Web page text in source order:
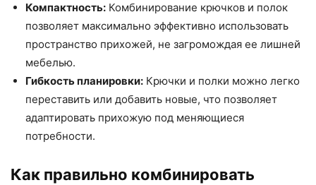
Компактность: Комбинирование крючков и полок
позволяет максимально эффективно использовать
пространство прихожей, не загромождая ее лишней
мебелью.
Гибкость планировки: Крючки и полки можно легко
переставить или добавить новые, что позволяет
адаптировать прихожую под меняющиеся
потребности.
Как правильно комбинировать